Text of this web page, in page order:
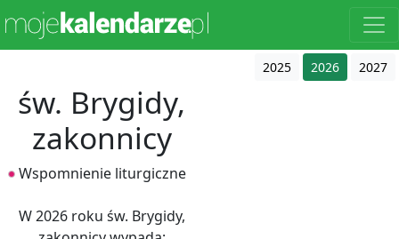
2025 2026 2027
św. Brygidy,
zakonnicy
Wspomnienie liturgiczne
W 2026 roku św. Brygidy,